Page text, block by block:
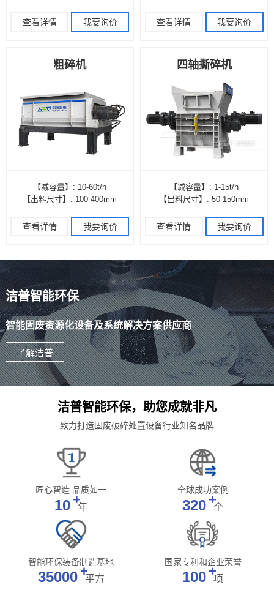
查看详情 我要询价 查看详情 我要询价
粗碎机
【减容量】 : 10-60t/h
【出料尺寸】 : 100-400mm
查看详情 我要询价
四轴撕碎机
【减容量】 : 1-15t/h
【出料尺寸】 : 50-150mm
查看详情 我要询价
洁普智能环保
智能固废资源化设备及系统解决方案供应商
了解洁普
洁普智能环保，助您成就非凡
致力打造固废破碎处置设备行业知名品牌
匠心智造 品质如一
10 +年
全球成功案例
320 +个
智能环保装备制造基地
35000 +平方
国家专利和企业荣誉
100 +项